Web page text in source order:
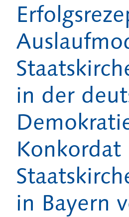
in der
Konkordat
in Bayern